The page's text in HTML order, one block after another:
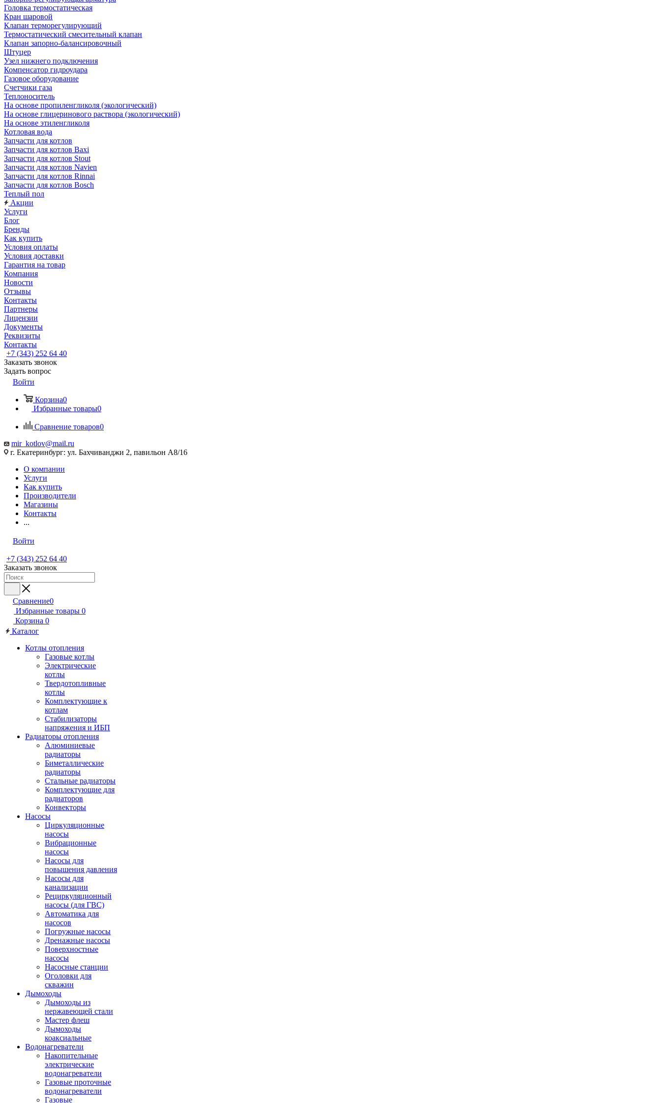
Головка термостатическая
Кран шаровой
Клапан терморегулирующий
Термостатический смесительный клапан
Клапан запорно-балансировочный
Штуцер
Узел нижнего подключения
Компенсатор гидроудара
Газовое оборудование
Счетчики газа
Теплоноситель
На основе пропиленгликоля (экологический)
На основе глицеринового раствора (экологический)
На основе этиленгликоля
Котловая вода
Запчасти для котлов
Запчасти для котлов Baxi
Запчасти для котлов Stout
Запчасти для котлов Navien
Запчасти для котлов Rinnai
Запчасти для котлов Bosch
Теплый пол
Акции
Услуги
Блог
Бренды
Как купить
Условия оплаты
Условия доставки
Гарантия на товар
Компания
Новости
Отзывы
Контакты
Партнеры
Лицензии
Документы
Реквизиты
Контакты
+7 (343) 252 64 40
Заказать звонок
Задать вопрос
Войти
Корзина0
Избранные товары0
Сравнение товаров0
mir_kotlov@mail.ru
г. Екатеринбург: ул. Бахчиванджи 2, павильон А8/16
О компании
Услуги
Как купить
Производители
Магазины
Контакты
...
Войти
+7 (343) 252 64 40
Заказать звонок
Сравнение0
Избранные товары 0
Корзина 0
Каталог
Котлы отопления
Газовые котлы
Электрические
котлы
Твердотопливные
котлы
Комплектующие к
котлам
Стабилизаторы
напряжения и ИБП
Радиаторы отопления
Алюминиевые
радиаторы
Биметаллические
радиаторы
Стальные радиаторы
Комплектующие для
радиаторов
Конвекторы
Насосы
Циркуляционные
насосы
Вибрационные
насосы
Насосы для
повышения давления
Насосы для
канализации
Рециркуляционный
насосы (для ГВС)
Автоматика для
насосов
Погружные насосы
Дренажные насосы
Поверхностные
насосы
Насосные станции
Оголовки для
скважин
Дымоходы
Дымоходы из
нержавеющей стали
Мастер флеш
Дымоходы
коаксиальные
Водонагреватели
Накопительные
электрические
водонагреватели
Газовые проточные
водонагреватели
Газовые